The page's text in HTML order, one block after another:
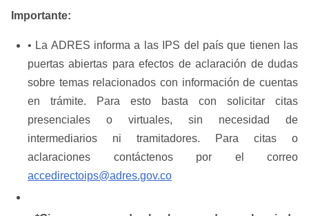
Importante:
• La ADRES informa a las IPS del país que tienen las
puertas abiertas para efectos de aclaración de dudas
sobre temas relacionados con información de cuentas
en trámite. Para esto basta con solicitar citas
presenciales o virtuales, sin necesidad de
intermediarios ni tramitadores. Para citas o
aclaraciones contáctenos por el correo
accedirectoips@adres.gov.co